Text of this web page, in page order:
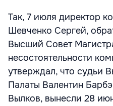
Так, 7 июля директор
Шевченко Сергей,
Высший Совет
несостоятельности
утверждал, что судьи
Палаты Валентин
Вылков, вынесли 28